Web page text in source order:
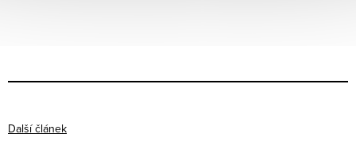
Další článek